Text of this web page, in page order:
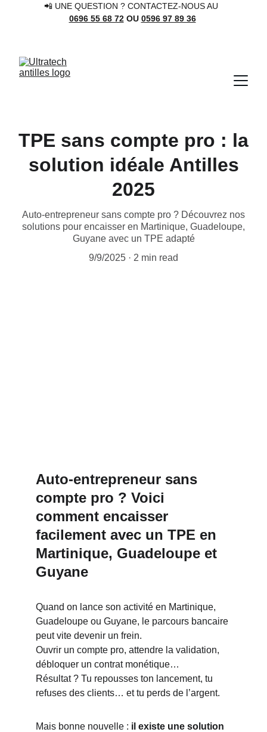
📲 UNE QUESTION ? CONTACTEZ-NOUS AU
0696 55 68 72 OU 0596 97 89 36
TPE sans compte pro : la
solution idéale Antilles
2025
Auto-entrepreneur sans compte pro ? Découvrez nos
solutions pour encaisser en Martinique, Guadeloupe,
Guyane avec un TPE adapté
9/9/2025
2 min read
Auto-entrepreneur sans
compte pro ? Voici
comment encaisser
facilement avec un TPE en
Martinique, Guadeloupe et
Guyane
Quand on lance son activité en Martinique,
Guadeloupe ou Guyane, le parcours bancaire
peut vite devenir un frein.
Ouvrir un compte pro, attendre la validation,
débloquer un contrat monétique…
Résultat ? Tu repousses ton lancement, tu
refuses des clients… et tu perds de l’argent.
Mais bonne nouvelle : il existe une solution